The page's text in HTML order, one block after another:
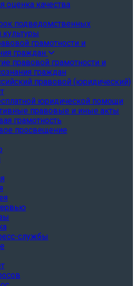
оценка качества
подведомственных
грамотности и
граждан
правовой грамотности и
граждан
правовой (юридический)
юридической помощи
правовые и иные акты
грамотность
просвещение
службы